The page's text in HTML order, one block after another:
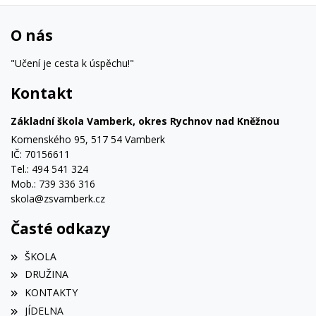
O nás
"Učení je cesta k úspěchu!"
Kontakt
Základní škola Vamberk, okres Rychnov nad Kněžnou
Komenského 95, 517 54 Vamberk
IČ: 70156611
Tel.: 494 541 324
Mob.: 739 336 316
skola@zsvamberk.cz
Časté odkazy
ŠKOLA
DRUŽINA
KONTAKTY
JÍDELNA